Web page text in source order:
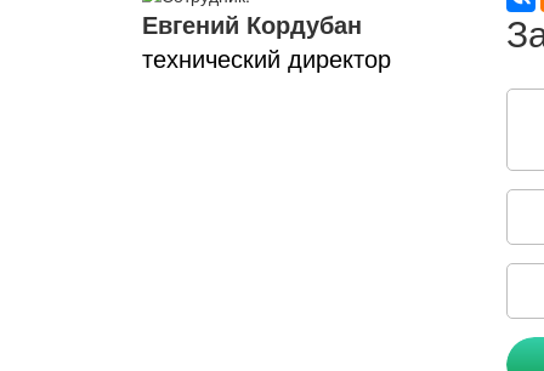
Евгений Кордубан
технический директор